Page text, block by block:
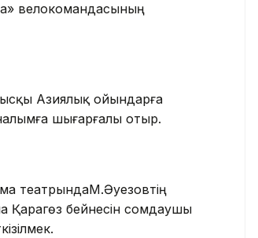
велокомандасының
Азиялық ойындарға
шығарғалы отыр.
театрындаМ.Әуезовтің
Қарагөз бейнесін сомдаушы